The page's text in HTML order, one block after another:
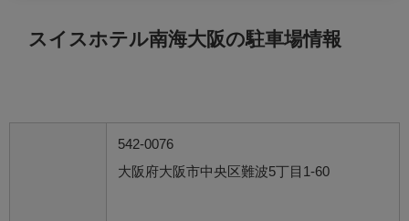
スイスホテル南海大阪の駐車場情報
542-0076
大阪府大阪市中央区難波5丁目1-60